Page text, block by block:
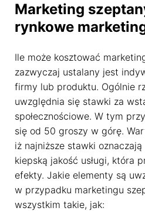
Marketing
rynkowe
Ile może kosztować
zazwyczaj ustalany jest
firmy lub produktu. Ogólnie
uwzględnia się stawki za
społecznościowe. W tym
się od 50 groszy w górę.
iż najniższe stawki
kiepską jakość usługi, która
efekty. Jakie elementy są
w przypadku marketingu
wszystkim takie, jak:
Dostosujemy
Używamy ciasteczek, dzięki
Ciebie bardziej przyjazna i
one również dopasować treści i
zainteresowań.
Jeśli się nie zgodzisz, reklamy
ale nie będą dopasowane do
Ustawienia ciasteczek
Poniżej możesz sprawdzić, jakie
ciasteczkach i po co je
Nie na wszystkie musisz się